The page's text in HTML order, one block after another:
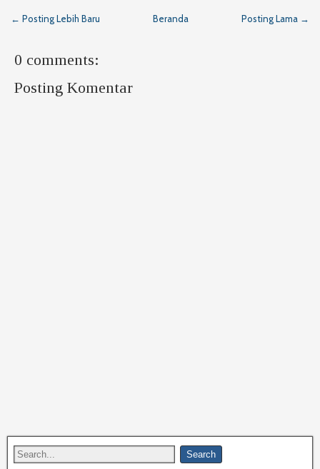
← Posting Lebih Baru Posting Lama →
Beranda
0 comments:
Posting Komentar